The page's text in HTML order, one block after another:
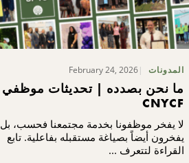
المدونات February 24, 2026
ما نحن بصدده | تحديثات موظفي
CNYCF
لا يفخر موظفونا بخدمة مجتمعنا فحسب، بل
يفخرون أيضاً بصياغة مستقبله بفاعلية. تابع
القراءة لتتعرف ...